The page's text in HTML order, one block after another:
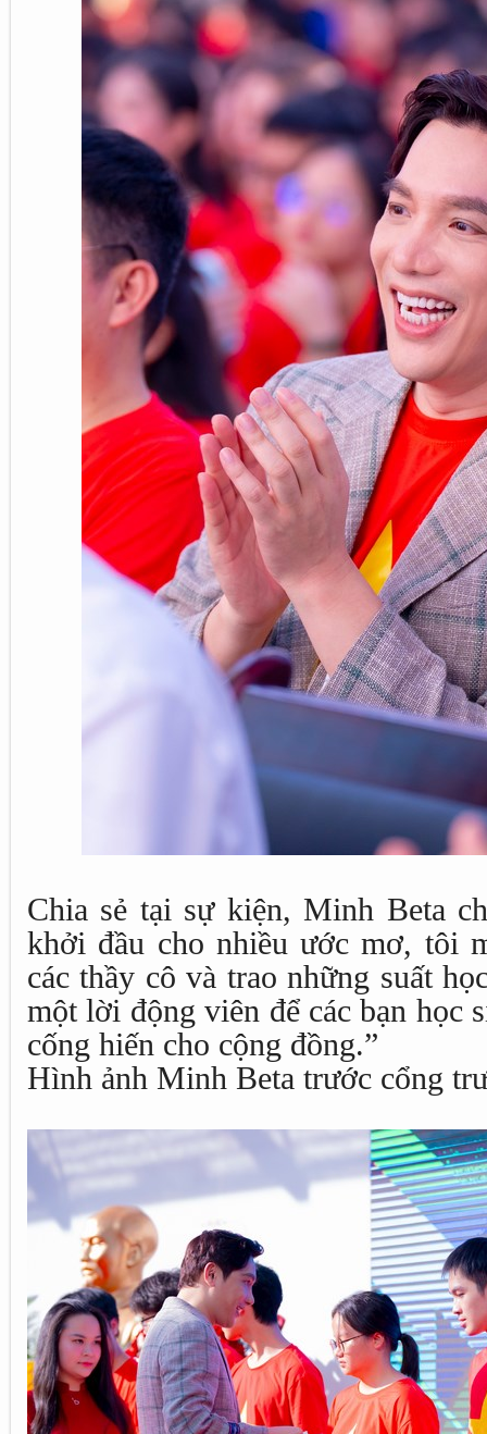
Chia sẻ tại sự kiện, Minh Beta
khởi đầu cho nhiều ước mơ, tôi
các thầy cô và trao những suất
một lời động viên để các bạn học
cống hiến cho cộng đồng.”
Hình ảnh Minh Beta trước cổng